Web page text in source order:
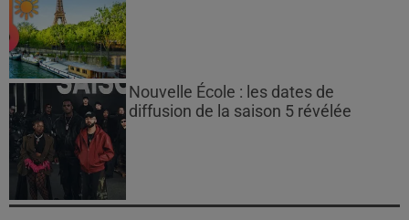
Nouvelle École : les dates de
diffusion de la saison 5 révélée